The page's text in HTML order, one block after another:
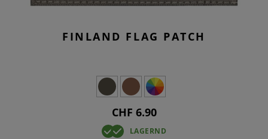
FINLAND FLAG PATCH
CHF 6.90
LAGERND